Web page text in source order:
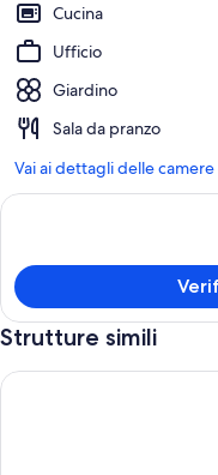
Cucina
Ufficio
Giardino
Sala da pranzo
Vai ai dettagli delle
Strutture simili
Cozy rural cottage